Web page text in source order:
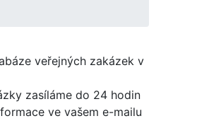
veřejných zakázek v
zasíláme do 24 hodin
ve vašem e-mailu